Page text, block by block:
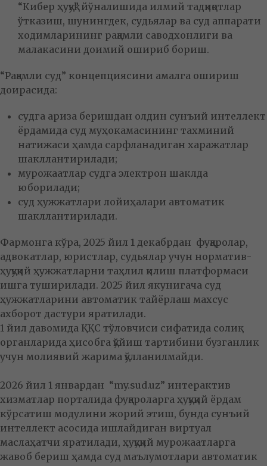
“Кибер ҳуқуқ” йўналишида илмий тадқиқотлар
ўтказиш, шунингдек, судьялар ва суд аппарати
ходимларининг рақамли саводхонлиги ва
малакасини доимий ошириб бориш.
“Рақамли суд” концепциясини амалга ошириш
доирасида:
судга ариза беришдан олдин сунъий интеллект
ёрдамида суд муҳокамасининг тахминий
натижаси ҳамда сарфланадиган харажатлар
шакллантирилади;
мурожаатлар судга электрон шаклда
юборилади;
суд ҳужжатлари лойиҳалари автоматик
шакллантирилади.
Фармонга кўра, 2025 йил 1 декабрдан фуқаролар,
адвокатлар, юристлар, судьялар учун норматив-
ҳуқуқий ҳужжатларни таҳлил қилиш платформаси
ишга туширилади. 2025 йил якунигача суд
ҳужжатларини автоматик тайёрлаш махсус
ахборот дастури яратилади.
1 йил давомида ҚҚС тўловчиси сифатида солиқ
органларида ҳисобга қўйиш тартибини бузганлик
учун молиявий жарима қўлланилмайди.
2026 йил 1 январдан “my.sud.uz” интерактив
хизматлар порталида фуқароларга ҳуқуқий ёрдам
кўрсатиш модулини жорий этиш, бунда сунъий
интеллект асосида ишлайдиган виртуал
маслаҳатчи яратилади, ҳуқуқий мурожаатларга
жавоб бериш ҳамда суд маълумотлари автоматик